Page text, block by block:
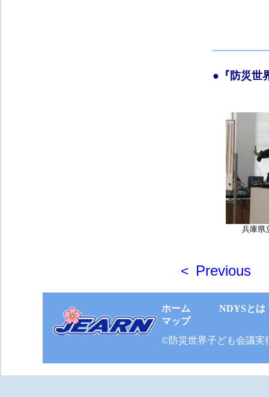
●『防災世
兵庫県
< Previous
ホーム
NDYSとは
マップ
©防災世界子ども会議実